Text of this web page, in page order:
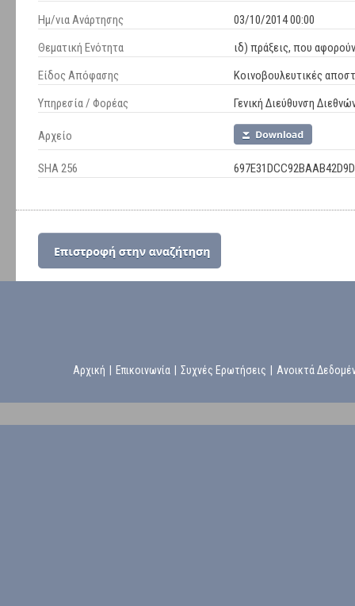
Ημ/νια Ανάρτησης
03/10/2014 00:00
Θεματική Ενότητα
ιδ) πράξεις, που
Είδος Απόφασης
Κοινοβουλευτικές
Υπηρεσία / Φορέας
Γενική Διεύθυνση
Αρχείο
SHA 256
Αρχική Επικοινωνία Συχνές Ερωτήσεις Ανοικτά